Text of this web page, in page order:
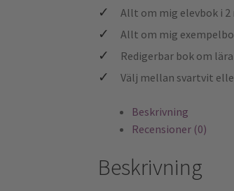
Allt om mig elevbok i 2
Allt om mig
Redigerbar bok om
Välj mellan svartvit
Beskrivning
Recensioner (0)
Beskrivning